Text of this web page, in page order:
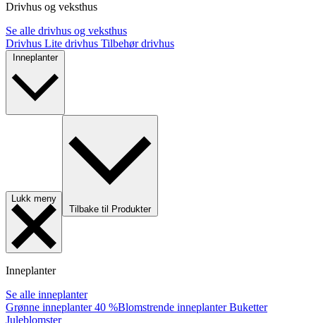
Drivhus og veksthus
Se alle drivhus og veksthus
Drivhus Lite drivhus Tilbehør drivhus
Inneplanter
Lukk meny
Tilbake til Produkter
Inneplanter
Se alle inneplanter
Grønne inneplanter40 %Blomstrende inneplanterBuketter
Juleblomster